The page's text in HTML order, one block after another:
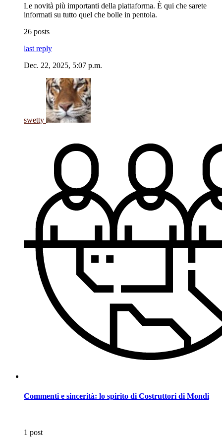
Le novità più importanti della piattaforma. È qui che sarete
informati su tutto quel che bolle in pentola.
26 posts
last reply
Dec. 22, 2025, 5:07 p.m.
swetty
Commenti e sincerità: lo spirito di Costruttori di Mondi
1 post